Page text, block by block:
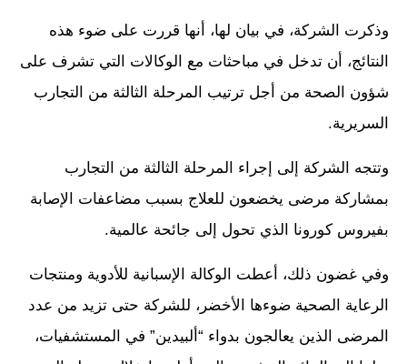
وذكرت الشركة، في بيان لها، أنها قررت على ضوء هذه
النتائج، أن تدخل في مباحثات مع الوكالات التي تشرف على
شؤون الصحة من أجل ترتيب المرحلة الثالثة من التجارب
السريرية.
وتتجه الشركة إلى إجراء المرحلة الثالثة من التجارب
بمشاركة مرضى يخضعون للعلاج بسبب مضاعفات الإصابة
بفيروس كورونا الذي تحول إلى جائحة عالمية.
وفي غضون ذلك، أعطت الوكالة الإسبانية للأدوية ومنتجات
الرعاية الصحية ضوءها الأخضر، للشركة حتى تزيد من عدد
المرضى الذين يعالجون بدواء “ألبيدين” في المستشفيات،